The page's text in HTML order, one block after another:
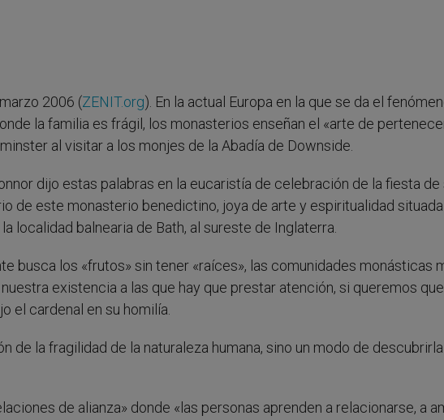
2006 (ZENIT.org). En la actual Europa en la que se da el
la familia es frágil, los monasterios enseñan el «arte de
al visitar a los monjes de la Abadía de Downside.
dijo estas palabras en la eucaristía de celebración de la fiesta de
de este monasterio benedictino, joya de arte y espiritualidad
localidad balnearia de Bath, al sureste de Inglaterra.
busca los «frutos» sin tener «raíces», las comunidades monásticas
existencia a las que hay que prestar atención, si queremos
el cardenal en su homilía.
de la fragilidad de la naturaleza humana, sino un modo de
de alianza» donde «las personas aprenden a relacionarse, a